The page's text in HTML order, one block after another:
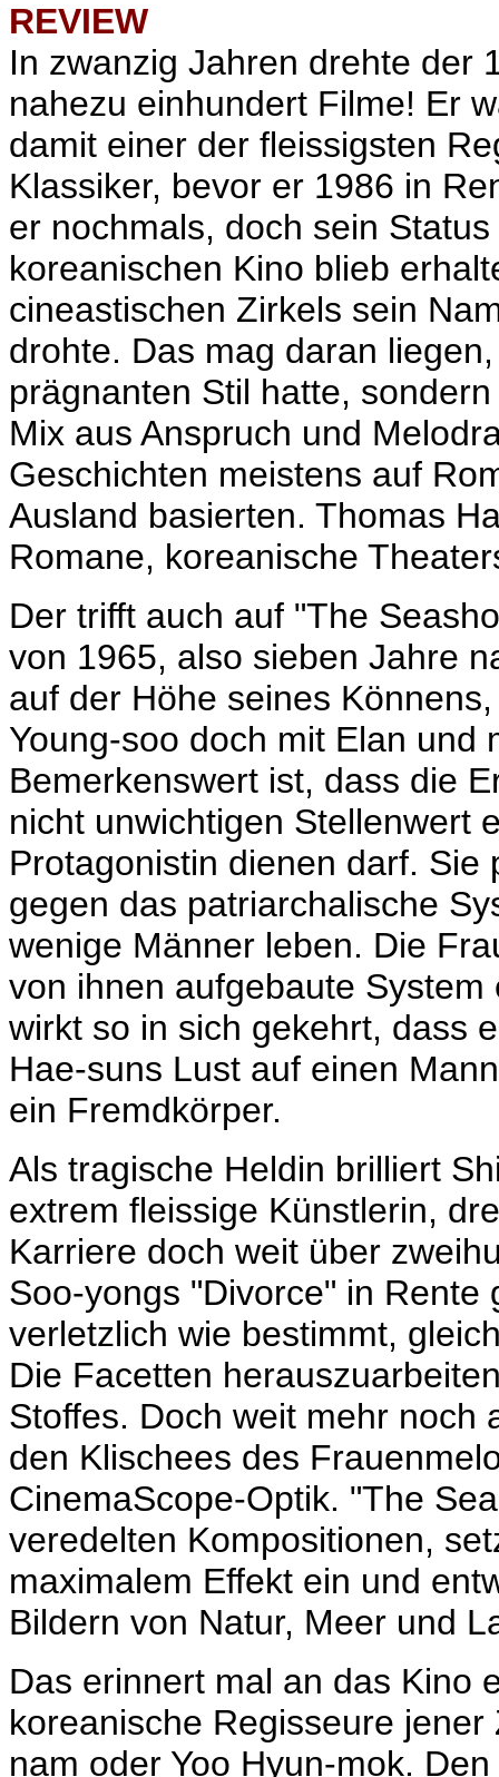
REVIEW
In zwanzig Jahren drehte der
nahezu einhundert Filme! Er
damit einer der fleissigsten
Klassiker, bevor er 1986 in
er nochmals, doch sein
koreanischen Kino blieb
cineastischen Zirkels sein
drohte. Das mag daran
prägnanten Stil hatte,
Mix aus Anspruch und
Geschichten meistens auf
Ausland basierten. Thomas
Romane, koreanische
Der trifft auch auf "The
von 1965, also sieben Jahre
auf der Höhe seines
Young-soo doch mit Elan und
Bemerkenswert ist, dass die
nicht unwichtigen Stellenwert
Protagonistin dienen darf.
gegen das patriarchalische
wenige Männer leben. Die
von ihnen aufgebaute
wirkt so in sich gekehrt, dass
Hae-suns Lust auf einen
ein Fremdkörper.
Als tragische Heldin brilliert
extrem fleissige Künstlerin,
Karriere doch weit über
Soo-yongs "Divorce" in
verletzlich wie bestimmt,
Die Facetten
Stoffes. Doch weit mehr noch
den Klischees des
CinemaScope-Optik. "The
veredelten Kompositionen,
maximalem Effekt ein und
Bildern von Natur, Meer und
Das erinnert mal an das Kino
koreanische Regisseure
nam oder Yoo Hyun-mok.